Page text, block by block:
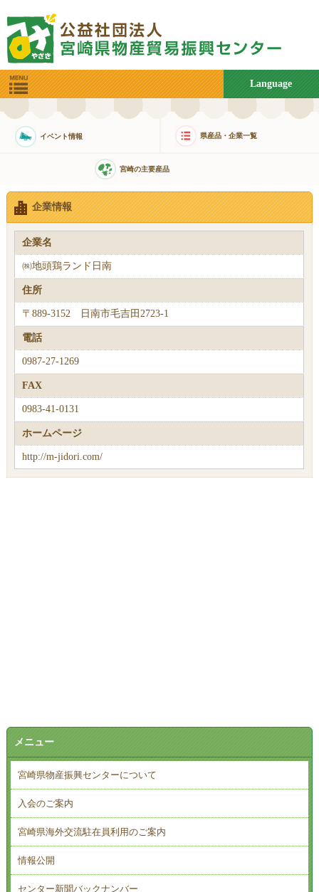
Language
イベント情報 県産品・企業一覧
宮崎の主要産品
企業情報
企業名
㈱地頭鶏ランド日南
住所
〒889-3152 日南市毛吉田2723-1
電話
0987-27-1269
FAX
0983-41-0131
ホームページ
http://m-jidori.com/
メニュー
宮崎県物産振興センターについて
入会のご案内
宮崎県海外交流駐在員利用のご案内
情報公開
センター新聞バックナンバー